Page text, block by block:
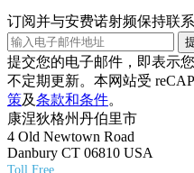
订阅并与安费诺射频保持联系
提交您的电子邮件，即表示
不定期更新。本网站受
策及条款和条件。
康涅狄格州丹伯里市
4 Old Newtown Road
Danbury CT 06810 USA
Toll Free